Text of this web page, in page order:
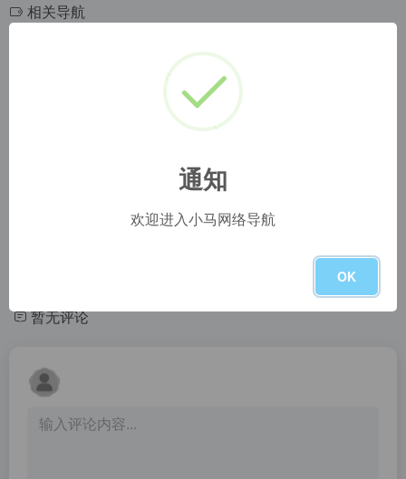
相关导航
暂无评论
通知
欢迎进入小马网络导航
OK